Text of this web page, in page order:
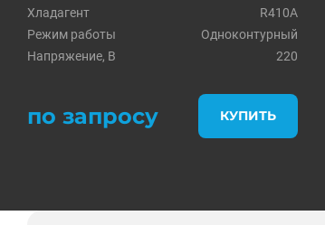
Хладагент
R410A
Режим работы
Одноконтурный
Напряжение, В
220
по запросу КУПИТЬ